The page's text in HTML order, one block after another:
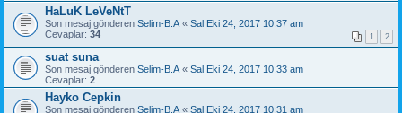
HaLuK LeVeNtT
Son mesaj gönderen Selim-B.A « Sal Eki 24, 2017 10:37 am
Cevaplar: 34 1 2
suat suna
Son mesaj gönderen Selim-B.A « Sal Eki 24, 2017 10:33 am
Cevaplar: 2
Hayko Cepkin
Son mesaj gönderen Selim-B.A « Sal Eki 24, 2017 10:31 am